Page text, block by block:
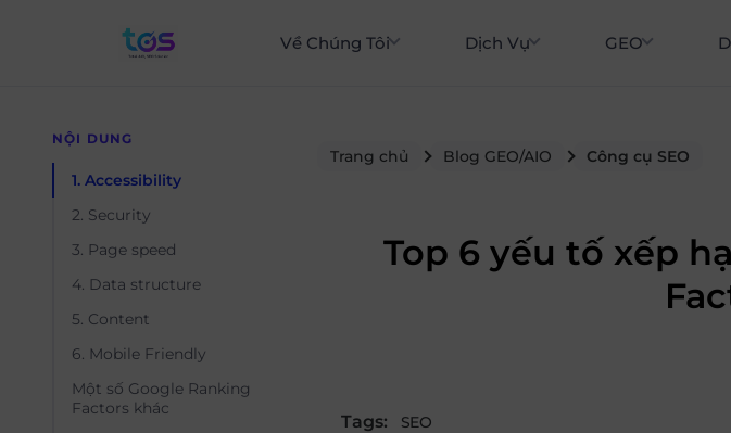
Về Chúng Tôi Dịch Vụ GEO
Trang chủ Blog GEO/AIO Công cụ SEO
Top 6 yếu tố xếp
Tags: SEO
NỘI DUNG
1. Accessibility
2. Security
3. Page speed
4. Data structure
5. Content
6. Mobile Friendly
Một số Google Ranking
Factors khác